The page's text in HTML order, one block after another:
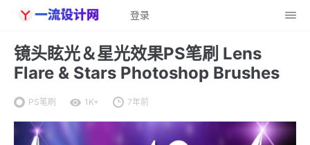
登录
镜头眩光＆星光效果PS笔刷 Lens
Flare & Stars Photoshop Brushes
PS笔刷 1K+ 7年前